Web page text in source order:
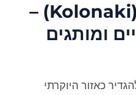
אזור קולונאקי (Kolonaki) –
ומותגים
כאזור היוקרתי